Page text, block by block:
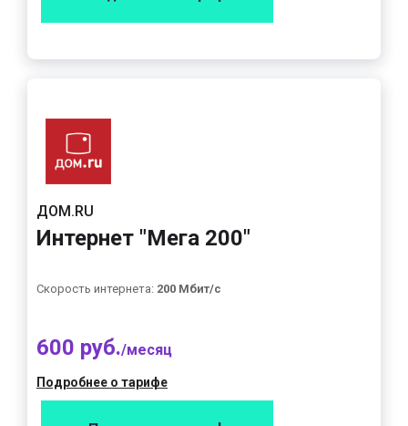
ДОМ.RU
Интернет "Мега 200"
Скорость интернета: 200 Мбит/с
600 руб./месяц
Подробнее о тарифе